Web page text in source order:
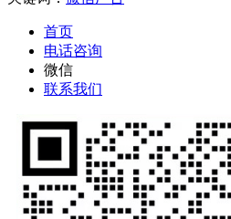
首页
电话咨询
微信
联系我们